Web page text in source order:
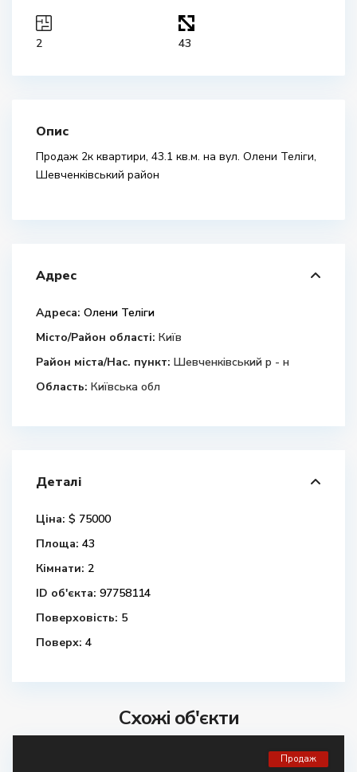
2 43
Опис
Продаж 2к квартири, 43.1 кв.м. на вул. Олени Теліги,
Шевченківський район
Адрес
Адреса: Олени Теліги
Місто/Район області: Київ
Район міста/Нас. пункт: Шевченківський р - н
Область: Київська обл
Деталі
Ціна: $ 75000
Площа: 43
Кімнати: 2
ID об'єкта: 97758114
Поверховість: 5
Поверх: 4
Схожі об'єкти
Продаж